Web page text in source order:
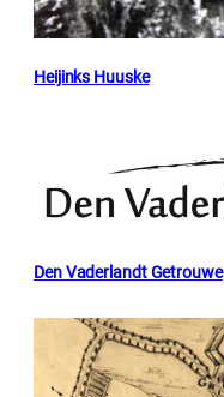
Heijinks Huuske
Den Vaderlandt Getrouwe